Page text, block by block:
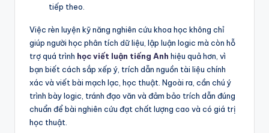
tiếp theo.
Việc rèn luyện kỹ năng nghiên cứu khoa học không chỉ
giúp người học phân tích dữ liệu, lập luận logic mà còn hỗ
trợ quá trình học viết luận tiếng Anh hiệu quả hơn, vì
bạn biết cách sắp xếp ý, trích dẫn nguồn tài liệu chính
xác và viết bài mạch lạc, học thuật. Ngoài ra, cần chú ý
trình bày logic, tránh đạo văn và đảm bảo trích dẫn đúng
chuẩn để bài nghiên cứu đạt chất lượng cao và có giá trị
học thuật.